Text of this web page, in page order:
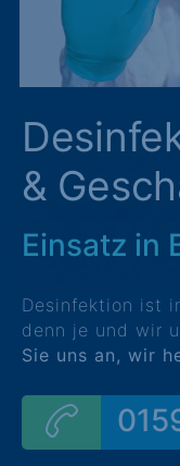
&
Einsatz in
Desinfektion ist
denn je und wir
Sie uns an, wir